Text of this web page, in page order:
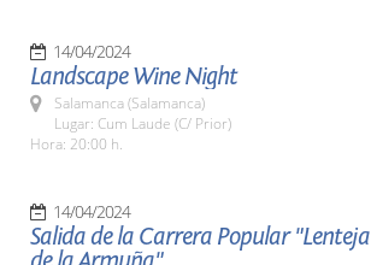
14/04/2024
Landscape Wine Night
Salamanca (Salamanca)
Lugar: Cum Laude (C/ Prior)
Hora: 20:00 h.
14/04/2024
Salida de la Carrera Popular "Lenteja